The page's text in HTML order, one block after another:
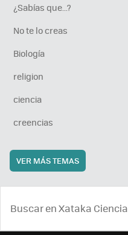
¿Sabías que...?
No te lo creas
Biología
religion
ciencia
creencias
VER MÁS TEMAS